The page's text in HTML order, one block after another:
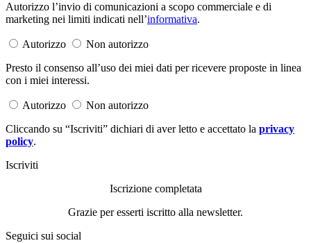
Autorizzo l’invio di comunicazioni a scopo commerciale e di
marketing nei limiti indicati nell’informativa.
Autorizzo
Non autorizzo
Presto il consenso all’uso dei miei dati per ricevere proposte in linea
con i miei interessi.
Autorizzo
Non autorizzo
Cliccando su “Iscriviti” dichiari di aver letto e accettato la privacy
policy.
Iscriviti
Iscrizione completata
Grazie per esserti iscritto alla newsletter.
Seguici sui social